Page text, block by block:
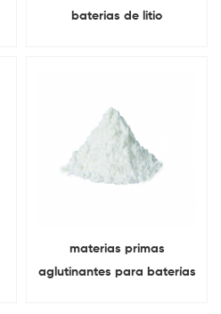
baterias de litio
materias primas
aglutinantes para baterías